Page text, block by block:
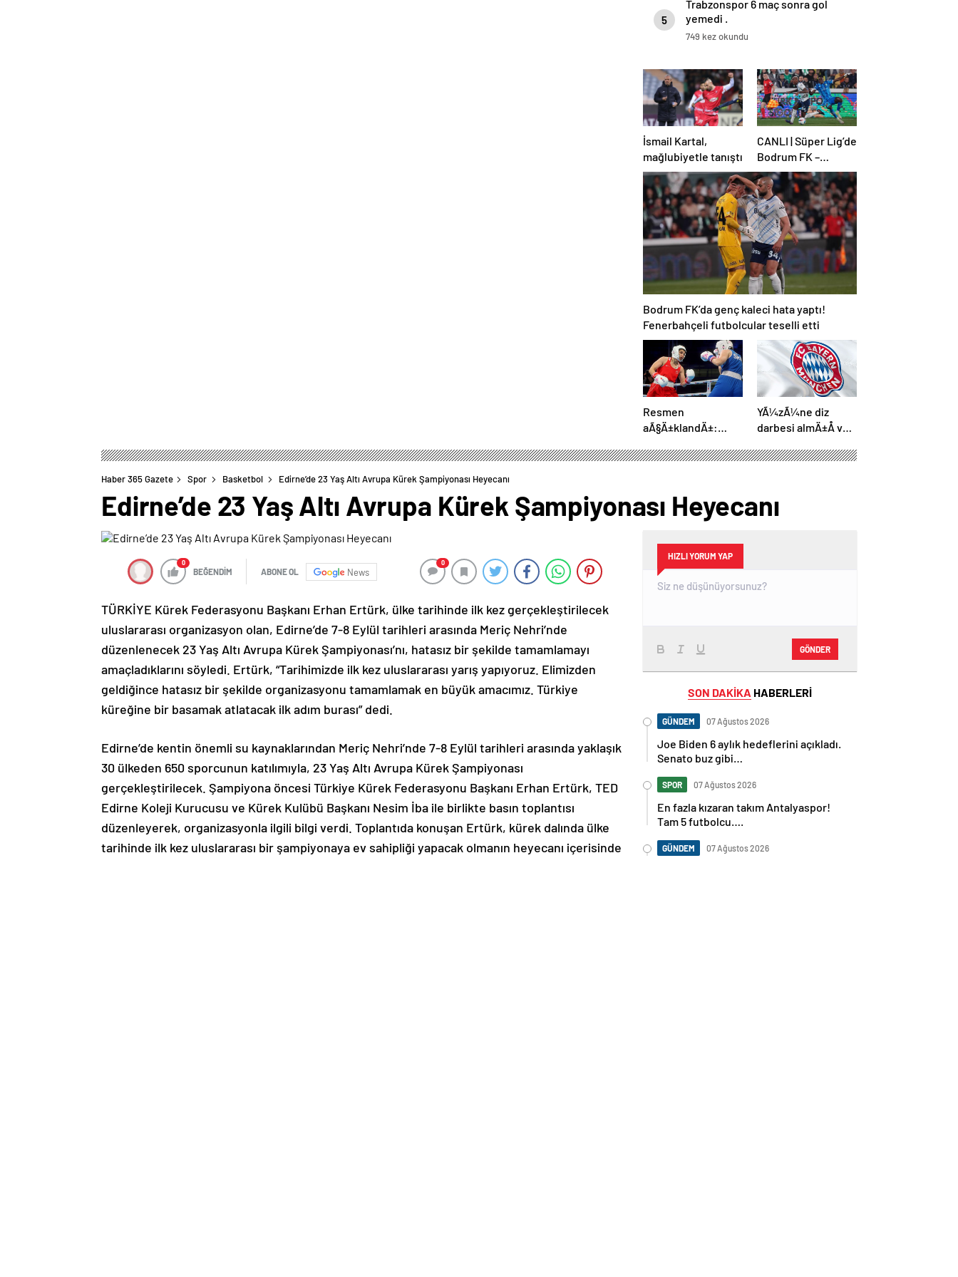
5
Trabzonspor 6 maç sonra gol
yemedi .
749 kez okundu
İsmail Kartal,
mağlubiyetle tanıştı
CANLI | Süper Lig’de
Bodrum FK –
Fenerbahçe maçı!
Bodrum FK’da genç kaleci hata yaptı!
Fenerbahçeli futbolcular teselli etti
Resmen
aÃ§Ä±klandÄ±:
programÄ±na dahil
YÃ¼zÃ¼ne diz
darbesi almÄ±Å ve
gerÃ§ekleÅmiÅti,
KarmasÄ±’nÄ±n
Haber 365 Gazete Spor Basketbol Edirne’de 23 Yaş Altı Avrupa Kürek Şampiyonası Heyecanı
Edirne’de 23 Yaş Altı Avrupa Kürek Şampiyonası Heyecanı
0
BEĞENDİM ABONE OL News
0
TÜRKİYE Kürek Federasyonu Başkanı Erhan Ertürk, ülke tarihinde ilk kez gerçekleştirilecek
uluslararası organizasyon olan, Edirne’de 7-8 Eylül tarihleri arasında Meriç Nehri’nde
düzenlenecek 23 Yaş Altı Avrupa Kürek Şampiyonası’nı, hatasız bir şekilde tamamlamayı
amaçladıklarını söyledi. Ertürk, “Tarihimizde ilk kez uluslararası yarış yapıyoruz. Elimizden
geldiğince hatasız bir şekilde organizasyonu tamamlamak en büyük amacımız. Türkiye
küreğine bir basamak atlatacak ilk adım burası” dedi.
Edirne’de kentin önemli su kaynaklarından Meriç Nehri’nde 7-8 Eylül tarihleri arasında yaklaşık
30 ülkeden 650 sporcunun katılımıyla, 23 Yaş Altı Avrupa Kürek Şampiyonası
gerçekleştirilecek. Şampiyona öncesi Türkiye Kürek Federasyonu Başkanı Erhan Ertürk, TED
Edirne Koleji Kurucusu ve Kürek Kulübü Başkanı Nesim İba ile birlikte basın toplantısı
düzenleyerek, organizasyonla ilgili bilgi verdi. Toplantıda konuşan Ertürk, kürek dalında ülke
tarihinde ilk kez uluslararası bir şampiyonaya ev sahipliği yapacak olmanın heyecanı içerisinde
HIZLI YORUM YAP
GÖNDER
SON DAKİKA HABERLERİ
GÜNDEM 07 Ağustos 2026
Joe Biden 6 aylık hedeflerini açıkladı.
Senato buz gibi…
SPOR 07 Ağustos 2026
En fazla kızaran takım Antalyaspor!
Tam 5 futbolcu….
GÜNDEM 07 Ağustos 2026